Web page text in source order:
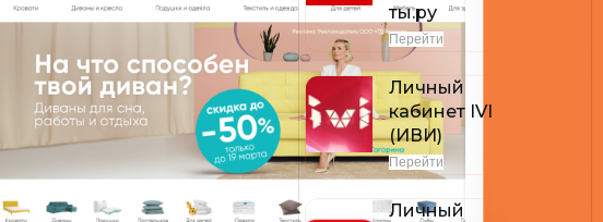
ты.ру
Перейти
Личный
кабинет IVI
(ИВИ)
Перейти
Личный